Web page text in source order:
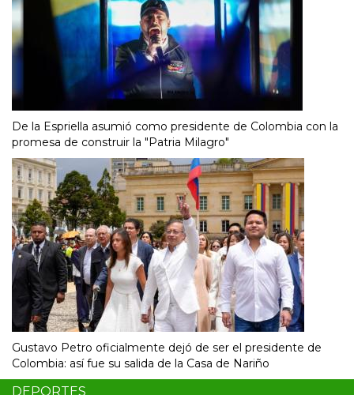
De la Espriella asumió como presidente de Colombia con la
promesa de construir la "Patria Milagro"
Gustavo Petro oficialmente dejó de ser el presidente de
Colombia: así fue su salida de la Casa de Nariño
DEPORTES